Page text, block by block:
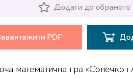
Додати до обраного
PDF
математична гра «Сонечко і